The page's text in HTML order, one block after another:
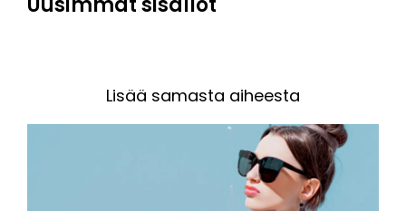
Lisää samasta aiheesta